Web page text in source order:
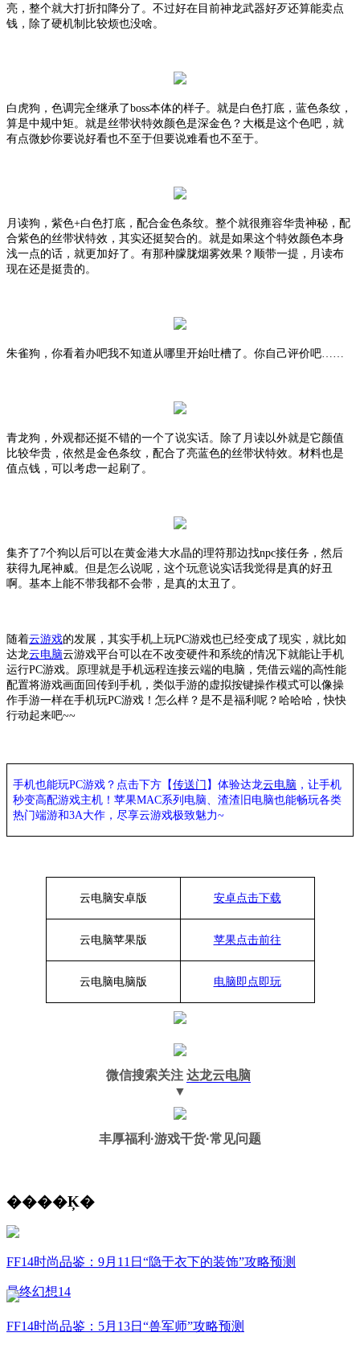
亮，整个就大打折扣降分了。不过好在目前神龙武器好歹还算能卖点
钱，除了硬机制比较烦也没啥。
白虎狗，色调完全继承了boss本体的样子。就是白色打底，蓝色条纹，
算是中规中矩。就是丝带状特效颜色是深金色？大概是这个色吧，就
有点微妙你要说好看也不至于但要说难看也不至于。
月读狗，紫色+白色打底，配合金色条纹。整个就很雍容华贵神秘，配
合紫色的丝带状特效，其实还挺契合的。就是如果这个特效颜色本身
浅一点的话，就更加好了。有那种朦胧烟雾效果？顺带一提，月读布
现在还是挺贵的。
朱雀狗，你看着办吧我不知道从哪里开始吐槽了。你自己评价吧
青龙狗，外观都还挺不错的一个了说实话。除了月读以外就是它颜值
比较华贵，依然是金色条纹，配合了亮蓝色的丝带状特效。材料也是
值点钱，可以考虑一起刷了。
集齐了 7个狗以后可以在黄金港大水晶的理符那边找npc接任务，然后
获得九尾神威。但是怎么说呢，这个玩意说实话我觉得是真的好丑
啊。基本上能不带我都不会带，是真的太丑了。
随着云游戏的发展，其实手机上玩PC游戏也已经变成了现实，就比如
达龙云电脑云游戏平台可以在不改变硬件和系统的情况下就能让手机
运行PC游戏。原理就是手机远程连接云端的电脑，凭借云端的高性能
配置将游戏画面回传到手机，类似手游的虚拟按键操作模式可以像操
作手游一样在手机玩PC游戏！怎么样？是不是福利呢？哈哈哈，快快
行动起来吧~~
手机也能玩PC游戏？点击下方【传送门 】体验达龙云电脑 ，让手机
秒变高配游戏主机 ！苹果MAC系列电脑、渣渣旧电脑也能畅玩各类
热门端游和3A大作， 尽享云游戏极致魅力~
云电脑安卓版 安卓点击下载
云电脑苹果版 苹果点击前往
云电脑电脑版 电脑即点即玩
微信搜索关注 达龙云电脑
▼
丰厚福利 ·游戏干货·常见问题
����Ķ�
FF14时尚品鉴：9月11日“隐于衣下的装饰”攻略预测
最终幻想14
FF14时尚品鉴：5月13日“兽军师”攻略预测